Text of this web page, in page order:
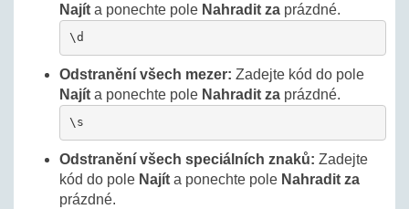
Najít a ponechte pole Nahradit za prázdné.
\d
Odstranění všech mezer: Zadejte kód do pole
Najít a ponechte pole Nahradit za prázdné.
\s
Odstranění všech speciálních znaků: Zadejte
kód do pole Najít a ponechte pole Nahradit za
prázdné.